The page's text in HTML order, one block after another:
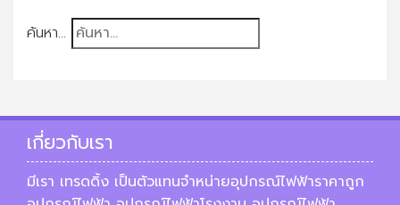
ค้นหา...
เกี่ยวกับเรา
มีเรา เทรดดิ้ง เป็นตัวแทนจำหน่ายอุปกรณ์ไฟฟ้าราคาถูก